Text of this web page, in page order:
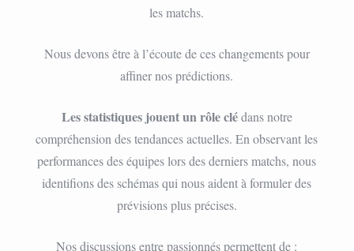
les matchs.
Nous devons être à l’écoute de ces changements pour
affiner nos prédictions.
Les statistiques jouent un rôle clédans notre
compréhension des tendances actuelles. En observant les
performances des équipes lors des derniers matchs, nous
identifions des schémas qui nous aident à formuler des
prévisions plus précises.
Nos discussions entre passionnés permettent de :